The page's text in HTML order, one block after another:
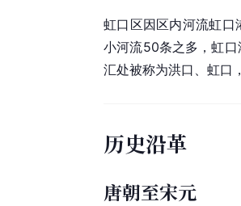
虹口区因区内河流虹口
小河流50条之多，虹
汇处被称为洪口、虹口
历史沿革
唐朝至宋元